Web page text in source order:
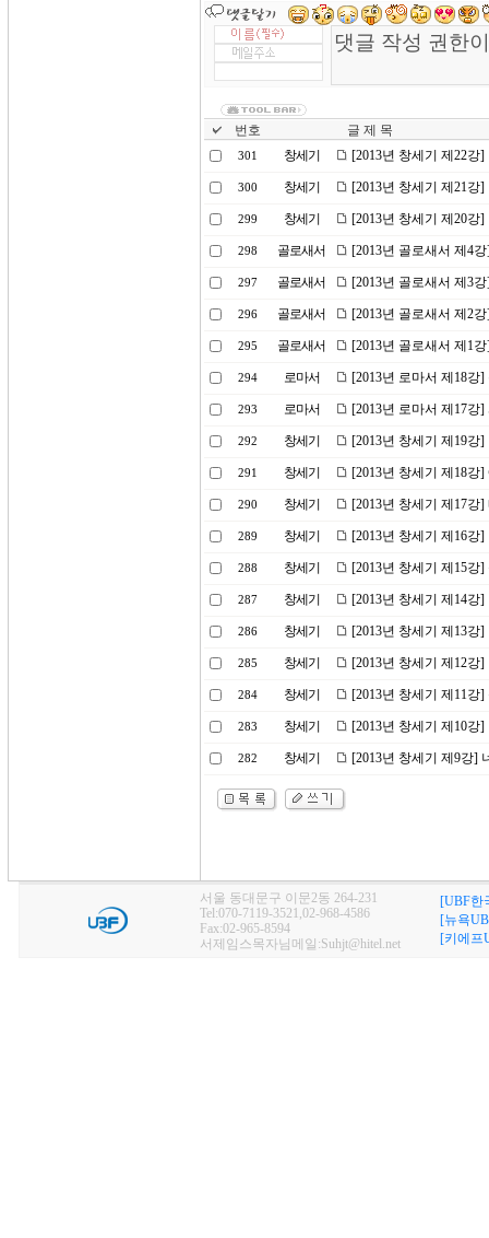
번호 글 제 목
301 창세기 [2013년 창세기 제22강
300 창세기 [2013년 창세기 제21강
299 창세기 [2013년 창세기 제20강
298 골로새서 [2013년 골로새서 제4
297 골로새서 [2013년 골로새서 제3
296 골로새서 [2013년 골로새서 제2
295 골로새서 [2013년 골로새서 제1
294 로마서 [2013년 로마서 제18강
293 로마서 [2013년 로마서 제17강
292 창세기 [2013년 창세기 제19강
291 창세기 [2013년 창세기 제18강
290 창세기 [2013년 창세기 제17
289 창세기 [2013년 창세기 제16강
288 창세기 [2013년 창세기 제15강
287 창세기 [2013년 창세기 제14강
286 창세기 [2013년 창세기 제13
285 창세기 [2013년 창세기 제12강
284 창세기 [2013년 창세기 제11강
283 창세기 [2013년 창세기 제10강
282 창세기 [2013년 창세기 제9강]
서울 동대문구 이문2동 264-231
Tel:070-7119-3521,02-968-4586
Fax:02-965-8594
서제임스목자님메일:Suhjt@hitel.net
[UBF한
[뉴욕
[키에프